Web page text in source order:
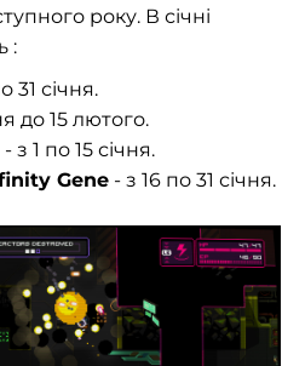
року. В січні
:
31 січня.
до 15 лютого.
- з 1 по 15 січня.
Gene - з 16 по 31 січня.